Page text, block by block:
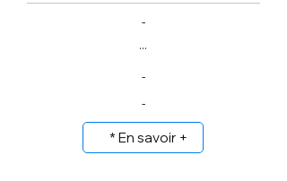
-
...
-
-
* En savoir +